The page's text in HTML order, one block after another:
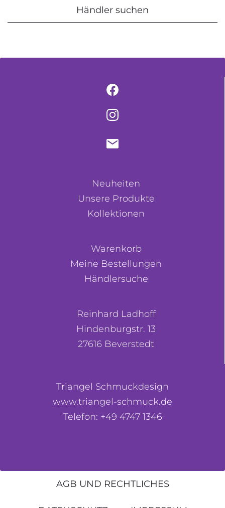
Händler suchen
Neuheiten
Unsere Produkte
Kollektionen
Warenkorb
Meine Bestellungen
Händlersuche
Reinhard Ladhoff
Hindenburgstr. 13
27616 Beverstedt
Triangel Schmuckdesign
www.triangel-schmuck.de
Telefon: +49 4747 1346
AGB UND RECHTLICHES